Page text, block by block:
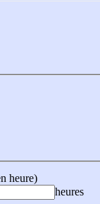
heure)
heures